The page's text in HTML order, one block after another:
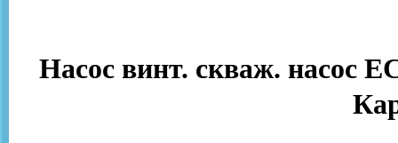
Насос винт. скваж. насос